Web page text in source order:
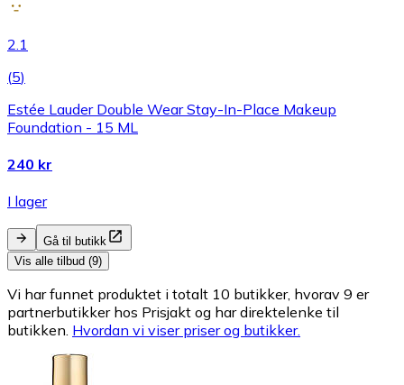
2.1
(5)
Estée Lauder Double Wear Stay-In-Place Makeup
Foundation - 15 ML
240 kr
I lager
Gå til butikk
Vis alle tilbud (9)
Vi har funnet produktet i totalt 10 butikker, hvorav 9 er
partnerbutikker hos Prisjakt og har direktelenke til
butikken. Hvordan vi viser priser og butikker.